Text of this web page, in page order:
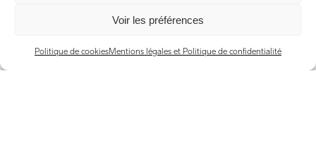
Voir les préférences
Politique de cookiesMentions légales et Politique de confidentialité